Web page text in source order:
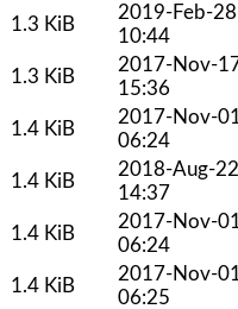
1.3 KiB
2019-Feb-28
10:44
1.3 KiB
2017-Nov-
15:36
1.4 KiB
2017-Nov-
06:24
1.4 KiB
2018-Aug-22
14:37
1.4 KiB
2017-Nov-
06:24
1.4 KiB
2017-Nov-
06:25